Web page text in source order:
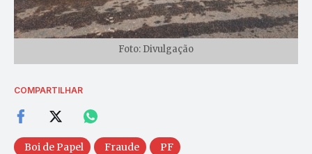
Foto: Divulgação
COMPARTILHAR
Boi de Papel Fraude PF